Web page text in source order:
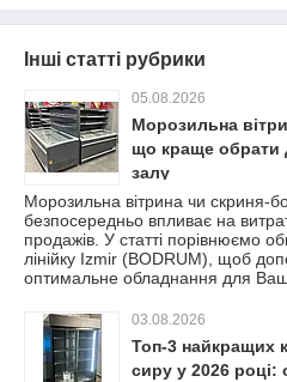
Інші статті рубрики
05.08.2026
Морозильна
що краще обрати
залу
Морозильна вітрина чи скриня-
безпосередньо впливає на
продажів. У статті порівнюємо
лінійку Izmir (BODRUM), щоб
оптимальне обладнання для
03.08.2026
Топ-3 найкращих
сиру у 2026 році: